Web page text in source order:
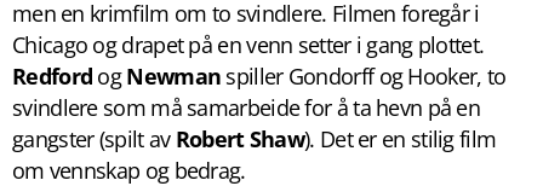
men en krimfilm om to svindlere. Filmen foregår i
Chicago og drapet på en venn setter i gang plottet.
Redford ogNewman spiller Gondorff og Hooker, to
svindlere som må samarbeide for å ta hevn på en
gangster (spilt av Robert Shaw). Det er en stilig film
om vennskap og bedrag.